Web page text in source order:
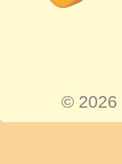
© 2026